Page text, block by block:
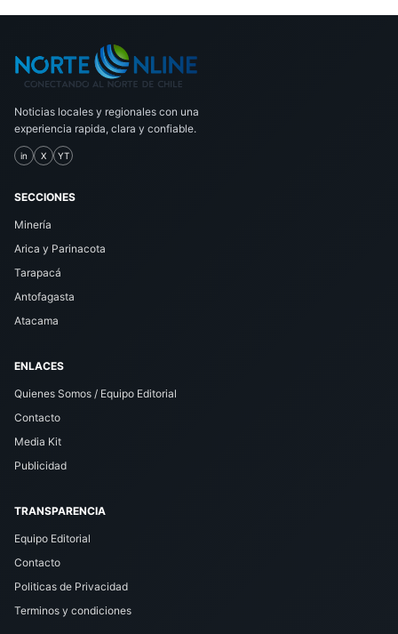
Noticias locales y regionales con una
experiencia rapida, clara y confiable.
in X YT
SECCIONES
Minería
Arica y Parinacota
Tarapacá
Antofagasta
Atacama
ENLACES
Quienes Somos / Equipo Editorial
Contacto
Media Kit
Publicidad
TRANSPARENCIA
Equipo Editorial
Contacto
Politicas de Privacidad
Terminos y condiciones